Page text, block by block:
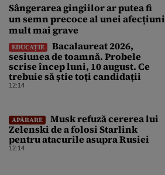
Sângerarea gingiilor ar putea fi
un semn precoce al unei afecțiuni
mult mai grave
EDUCAȚIE
Bacalaureat 2026,
sesiunea de toamnă. Probele
scrise încep luni, 10 august. Ce
trebuie să știe toți candidații
12:14
APĂRARE
Musk refuză cererea lui
Zelenski de a folosi Starlink
pentru atacurile asupra Rusiei
12:14